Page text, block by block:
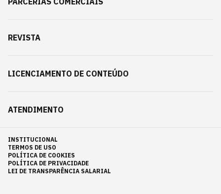
REVISTA
LICENCIAMENTO DE CONTEÚDO
ATENDIMENTO
INSTITUCIONAL
TERMOS DE USO
POLÍTICA DE COOKIES
POLÍTICA DE PRIVACIDADE
LEI DE TRANSPARÊNCIA SALARIAL